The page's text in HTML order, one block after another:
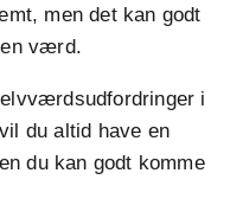
men det kan godt
værd.
i
du altid have en
du kan godt komme